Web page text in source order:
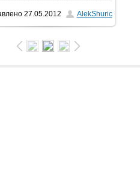
27.05.2012 AlekShuric